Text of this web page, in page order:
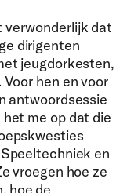
verwonderlijk dat
dirigenten
jeugdorkesten,
hen en voor
antwoordsessie
me op dat die
en
vroegen hoe ze